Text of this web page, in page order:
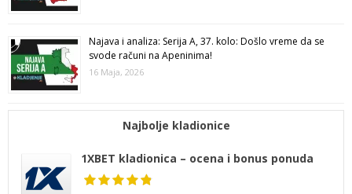
Najava i analiza: Serija A, 37. kolo: Došlo vreme da se
svode računi na Apeninima!
16 Maja, 2026
Najbolje kladionice
1XBET kladionica – ocena i bonus ponuda